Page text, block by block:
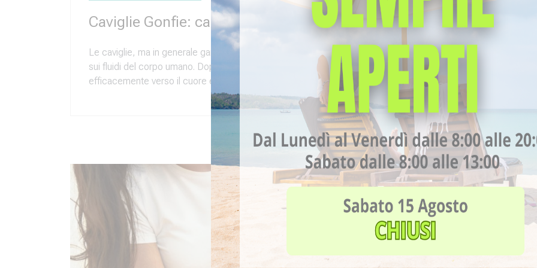
Caviglie Gonfie: cause e rimedi efficaci
Le caviglie, ma in generale gambe e piedi tendono a gonfiarsi spesso a causa dell’effetto della forza di
sui fluidi del corpo umano. Dopo essere stati molto tempo in piedi o seduti i liquidi non riescono a risalire
efficacemente verso il cuore e creano come ristagni che danno vita a ritenzione idrica e gonfiore….